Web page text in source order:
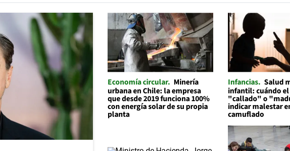
Economía circular
Minería
urbana en Chile: la empresa
que desde 2019 funciona 100%
con energía solar de su propia
planta
Infancias Salud
infantil: cuándo
"callado" o
indicar malestar
camuflado